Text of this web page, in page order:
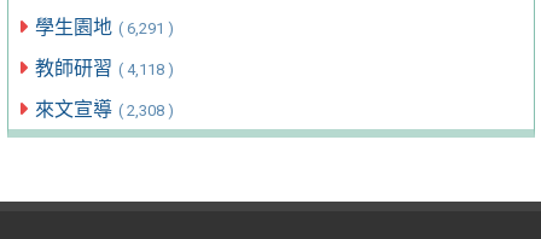
學生園地 ( 6,291 )
教師研習 ( 4,118 )
來文宣導 ( 2,308 )